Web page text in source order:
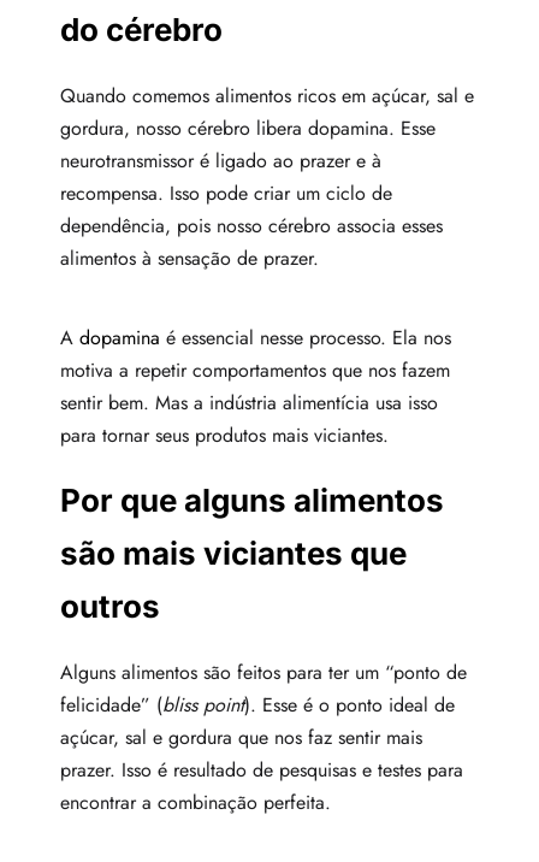
do cérebro
Quando comemos alimentos ricos em açúcar, sal e
gordura, nosso cérebro libera dopamina. Esse
neurotransmissor é ligado ao prazer e à
recompensa. Isso pode criar um ciclo de
dependência, pois nosso cérebro associa esses
alimentos à sensação de prazer.
A dopamina é essencial nesse processo. Ela nos
motiva a repetir comportamentos que nos fazem
sentir bem. Mas a indústria alimentícia usa isso
para tornar seus produtos mais viciantes.
Por que alguns alimentos
são mais viciantes que
outros
Alguns alimentos são feitos para ter um “ponto de
felicidade” (bliss point). Esse é o ponto ideal de
açúcar, sal e gordura que nos faz sentir mais
prazer. Isso é resultado de pesquisas e testes para
encontrar a combinação perfeita.